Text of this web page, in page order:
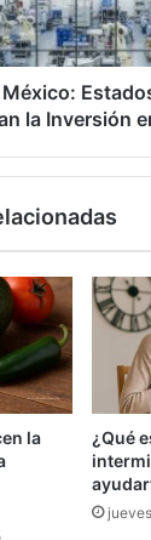
la Inversión
la
¿Qué